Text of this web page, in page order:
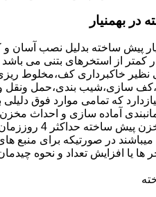
بهمنیار
پیش ساخته بدلیل نصب آسان
از استخرهای بتنی می
نظیر خاکبرداری کف،مخلوط
سازی،شیب بندی،حمل ونقل
که تمامی موارد فوق
دارد
در صورتیکه برای منبع
یا افزایش تعداد و نحوه